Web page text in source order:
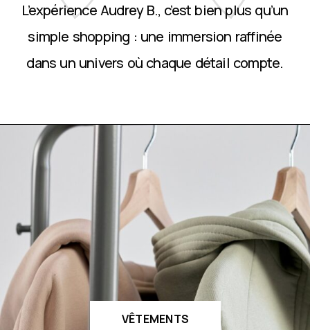
L’expérience Audrey B., c’est bien plus qu’un
simple shopping : une immersion raffinée
dans un univers où chaque détail compte.
VÊTEMENTS